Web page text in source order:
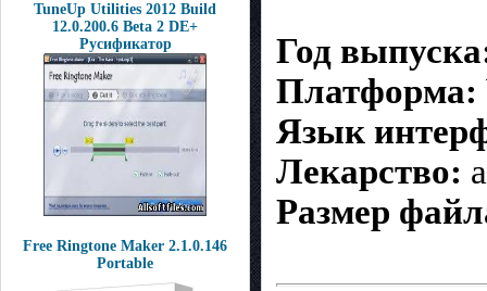
TuneUp Utilities 2012 Build
12.0.200.6 Beta 2 DE+
Русификатор
Free Ringtone Maker 2.1.0.146
Portable
Год
Платформа:
Язык
Лекарство:
Размер